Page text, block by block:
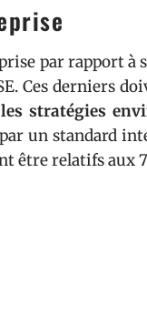
par rapport à
Ces derniers
stratégies
un standard
être relatifs aux